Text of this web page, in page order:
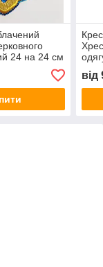
24 на 24 см
стразами
від